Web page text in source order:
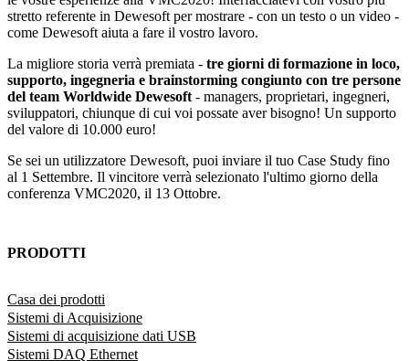
stretto referente in Dewesoft per mostrare - con un testo o un video -
come Dewesoft aiuta a fare il vostro lavoro.
La migliore storia verrà premiata - tre giorni di formazione in loco,
supporto, ingegneria e brainstorming congiunto con tre persone
del team Worldwide Dewesoft - managers, proprietari, ingegneri,
sviluppatori, chiunque di cui voi possate aver bisogno! Un supporto
del valore di 10.000 euro!
Se sei un utilizzatore Dewesoft, puoi inviare il tuo Case Study fino
al 1 Settembre. Il vincitore verrà selezionato l'ultimo giorno della
conferenza VMC2020, il 13 Ottobre.
PRODOTTI
Casa dei prodotti
Sistemi di Acquisizione
Sistemi di acquisizione dati USB
Sistemi DAQ Ethernet